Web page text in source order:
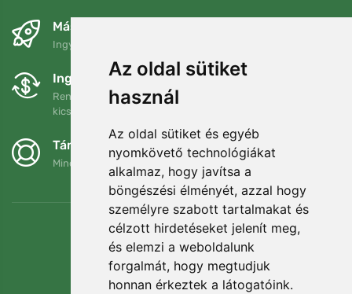
Az oldal sütiket
használ
Az oldal sütiket és egyéb
nyomkövető technológiákat
alkalmaz, hogy javítsa a
böngészési élményét, azzal hogy
személyre szabott tartalmakat és
célzott hirdetéseket jelenít meg,
és elemzi a weboldalunk
forgalmát, hogy megtudjuk
honnan érkeztek a látogatóink.
Másnapra és ingyenesen
Ingyenes szállítás a következő összeg felett: 80 EUR
Ingyenes csere és visszaküldés
Rendelését 90 napon belül bármikor visszaküldheti vagy
kicserélheti.
Támogatjuk a Trees.org-ot
Minden megrendelésért ültetünk egy fát! Bővebben